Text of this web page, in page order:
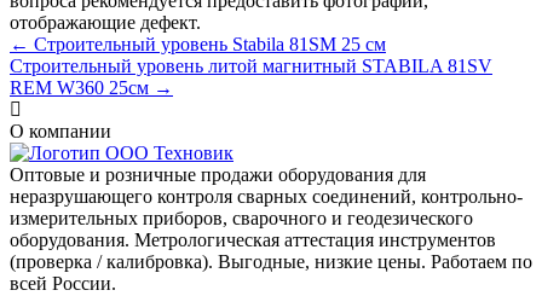
отображающие дефект.
← Строительный уровень Stabila 81SM 25 см
Строительный уровень литой магнитный STABILA 81SV
REM W360 25см →
О компании
Оптовые и розничные продажи оборудования для
неразрушающего контроля сварных соединений, контрольно-
измерительных приборов, сварочного и геодезического
оборудования. Метрологическая аттестация инструментов
(проверка / калибровка). Выгодные, низкие цены. Работаем по
всей России.